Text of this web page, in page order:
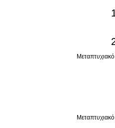
Μεταπτυχιακό
Μεταπτυχιακό